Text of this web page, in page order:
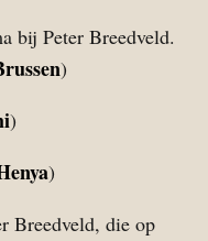
bij Peter Breedveld.
)
)
)
Breedveld, die op